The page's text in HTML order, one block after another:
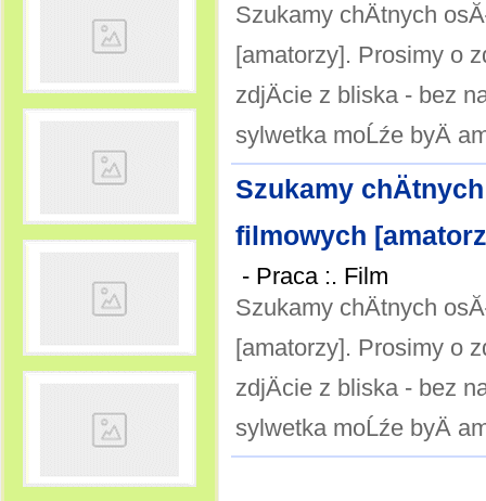
Szukamy chÄtnych
[amatorzy]. Prosimy o
zdjÄcie z bliska - bez
sylwetka moĹźe byÄ
Szukamy
filmowych
- Praca :. Film
Szukamy chÄtnych
[amatorzy]. Prosimy o
zdjÄcie z bliska - bez
sylwetka moĹźe byÄ